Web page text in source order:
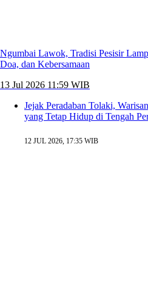
Ngumbai Lawok, Tradisi Pesisir
Doa, dan Kebersamaan
13 Jul 2026 11:59 WIB
Jejak Peradaban Tolaki,
yang Tetap Hidup di Tengah
12 JUL 2026, 17:35 WIB